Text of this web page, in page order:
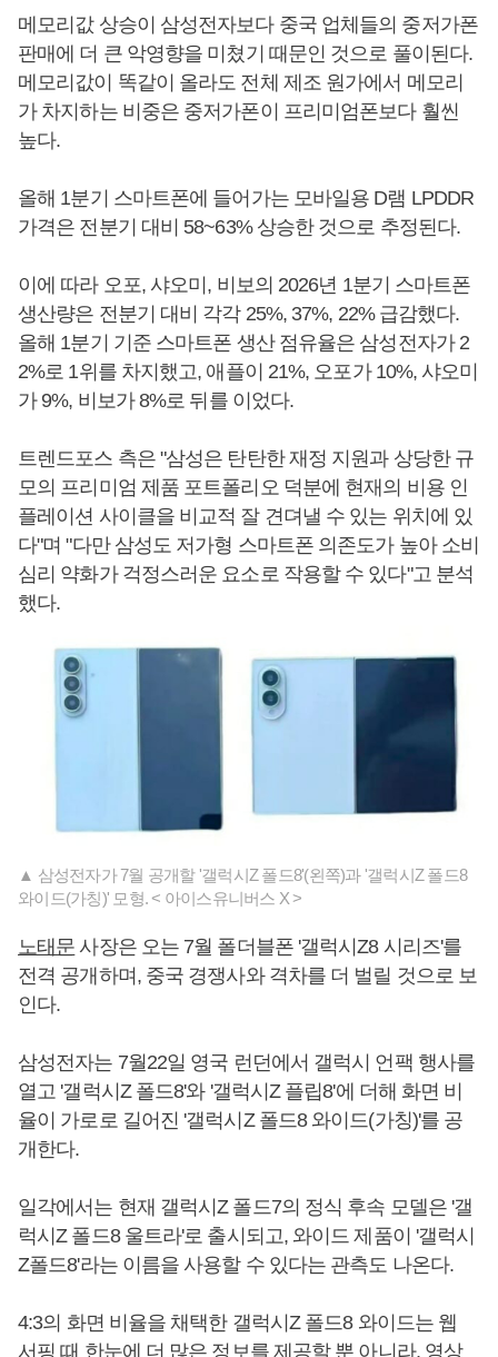
메모리값 상승이 삼성전자보다 중국 업체들의 중저가폰
판매에 더 큰 악영향을 미쳤기 때문인 것으로 풀이된다.
메모리값이 똑같이 올라도 전체 제조 원가에서 메모리
가 차지하는 비중은 중저가폰이 프리미엄폰보다 훨씬
높다.
올해 1분기 스마트폰에 들어가는 모바일용 D램 LPDDR
가격은 전분기 대비 58~63% 상승한 것으로 추정된다.
이에 따라 오포, 샤오미, 비보의 2026년 1분기 스마트폰
생산량은 전분기 대비 각각 25%, 37%, 22% 급감했다.
올해 1분기 기준 스마트폰 생산 점유율은 삼성전자가 2
2%로 1위를 차지했고, 애플이 21%, 오포가 10%, 샤오미
가 9%, 비보가 8%로 뒤를 이었다.
트렌드포스 측은 "삼성은 탄탄한 재정 지원과 상당한 규
모의 프리미엄 제품 포트폴리오 덕분에 현재의 비용 인
플레이션 사이클을 비교적 잘 견뎌낼 수 있는 위치에 있
다"며 "다만 삼성도 저가형 스마트폰 의존도가 높아 소비
심리 약화가 걱정스러운 요소로 작용할 수 있다"고 분석
했다.
▲ 삼성전자가 7월 공개할 '갤럭시Z 폴드8'(왼쪽)과 '갤럭시Z 폴드8
와이드(가칭)' 모형. < 아이스유니버스 X >
노태문 사장은 오는 7월 폴더블폰 '갤럭시Z8 시리즈'를
전격 공개하며, 중국 경쟁사와 격차를 더 벌릴 것으로 보
인다.
삼성전자는 7월22일 영국 런던에서 갤럭시 언팩 행사를
열고 '갤럭시Z 폴드8'와 '갤럭시Z 플립8'에 더해 화면 비
율이 가로로 길어진 '갤럭시Z 폴드8 와이드(가칭)'를 공
개한다.
일각에서는 현재 갤럭시Z 폴드7의 정식 후속 모델은 '갤
럭시Z 폴드8 울트라'로 출시되고, 와이드 제품이 '갤럭시
Z폴드8'라는 이름을 사용할 수 있다는 관측도 나온다.
4:3의 화면 비율을 채택한 갤럭시Z 폴드8 와이드는 웹
서핑 때 한눈에 더 많은 정보를 제공할 뿐 아니라, 영상